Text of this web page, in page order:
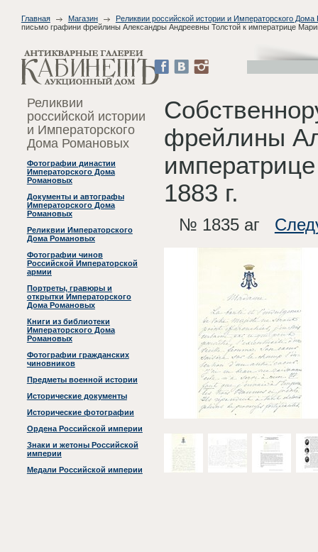
Главная Магазин
Реликвии российской истории и Императорского
письмо графини фрейлины Александры Андреевны Толстой к императрице
Реликвии
российской истории
и Императорского
Дома Романовых
Фотографии династии
Императорского Дома
Романовых
Документы и автографы
Императорского Дома
Романовых
Реликвии Императорского
Дома Романовых
Фотографии чинов
Российской Императорской
армии
Портреты, гравюры и
открытки Императорского
Дома Романовых
Книги из библиотеки
Императорского Дома
Романовых
Фотографии гражданских
чиновников
Предметы военной истории
Исторические документы
Исторические фотографии
Ордена Российской империи
Знаки и жетоны Российской
империи
Медали Российской империи
фрейлины
1883 г.
№ 1835 аг